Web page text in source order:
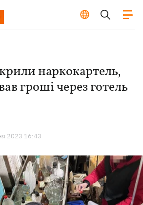
наркокартель,
гроші через готель
2023 16:43